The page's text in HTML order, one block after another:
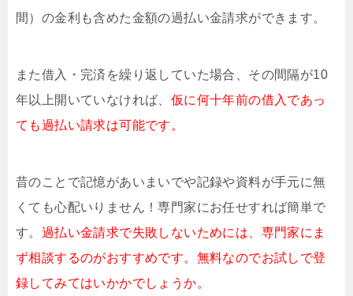
間）の金利も含めた金額の過払い金請求ができます。
また借入・完済を繰り返していた場合、その間隔が10
年以上開いていなければ、 仮に何十年前の借入であっ
ても過払い請求は可能です。
昔のことで記憶があいまいでや記録や資料が手元に無
くても心配いりません！専門家にお任せすれば簡単で
す。 過払い金請求で失敗しないためには、専門家にま
ず相談するのがおすすめです。無料なのでお試しで登
録してみてはいかかでしょうか。